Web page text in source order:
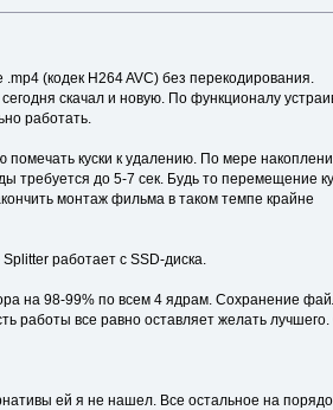
(кодек H264 AVC) без перекодирования.
скачал и новую. По функционалу
работать.
куски к удалению. По мере
требуется до 5-7 сек. Будь то перемещение
монтаж фильма в таком темпе крайне
работает с SSD-диска.
на 98-99% по всем 4 ядрам. Сохранение
работы все равно оставляет желать
ей я не нашел. Все остальное на